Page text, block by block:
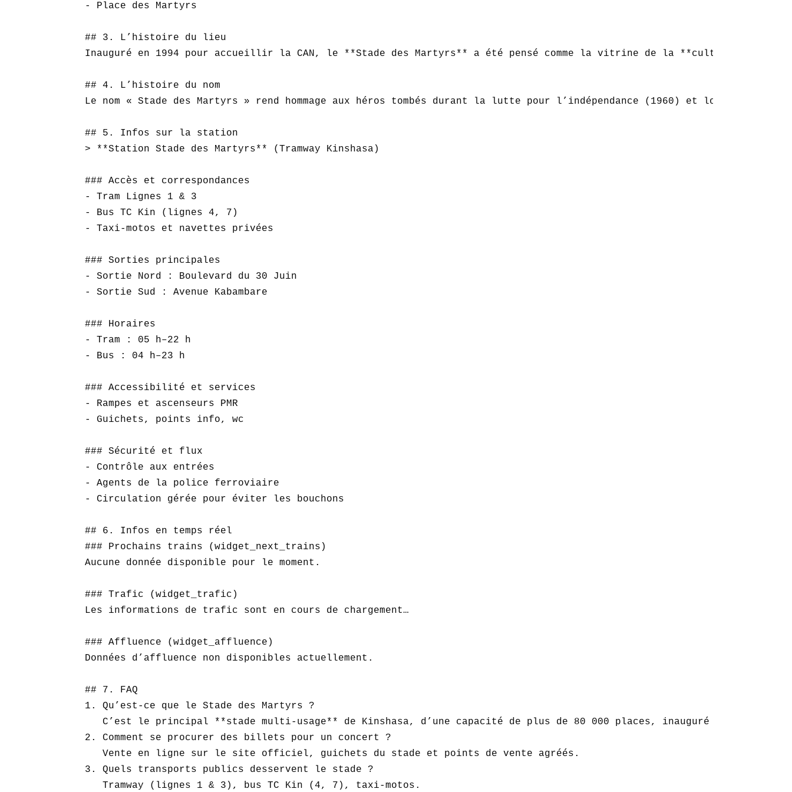
- Place des Martyrs
## 3. L’histoire du lieu
Inauguré en 1994 pour accueillir la CAN, le **Stade des Martyrs** a été pensé comme la vitrine de la **culture
## 4. L’histoire du nom
Le nom « Stade des Martyrs » rend hommage aux héros tombés durant la lutte pour l’indépendance (1960) et lors des
## 5. Infos sur la station
> **Station Stade des Martyrs** (Tramway Kinshasa)
### Accès et correspondances
- Tram Lignes 1 & 3
- Bus TC Kin (lignes 4, 7)
- Taxi-motos et navettes privées
### Sorties principales
- Sortie Nord : Boulevard du 30 Juin
- Sortie Sud : Avenue Kabambare
### Horaires
- Tram : 05 h–22 h
- Bus : 04 h–23 h
### Accessibilité et services
- Rampes et ascenseurs PMR
- Guichets, points info, wc
### Sécurité et flux
- Contrôle aux entrées
- Agents de la police ferroviaire
- Circulation gérée pour éviter les bouchons
## 6. Infos en temps réel
### Prochains trains (widget_next_trains)
Aucune donnée disponible pour le moment.
### Trafic (widget_trafic)
Les informations de trafic sont en cours de chargement…
### Affluence (widget_affluence)
Données d’affluence non disponibles actuellement.
## 7. FAQ
1. Qu’est-ce que le Stade des Martyrs ?
   C’est le principal **stade multi-usage** de Kinshasa, d’une capacité de plus de 80 000 places, inauguré en 1994.
2. Comment se procurer des billets pour un concert ?
   Vente en ligne sur le site officiel, guichets du stade et points de vente agréés.
3. Quels transports publics desservent le stade ?
   Tramway (lignes 1 & 3), bus TC Kin (4, 7), taxi-motos.